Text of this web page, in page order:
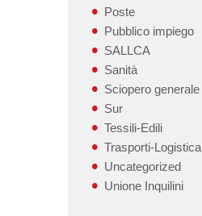
Poste
Pubblico impiego
SALLCA
Sanità
Sciopero generale
Sur
Tessili-Edili
Trasporti-Logistica
Uncategorized
Unione Inquilini